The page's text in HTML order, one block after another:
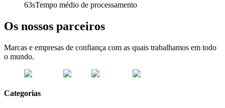
63sTempo médio de processamento
Os nossos parceiros
Marcas e empresas de confiança com as quais trabalhamos em todo
o mundo.
Categorias